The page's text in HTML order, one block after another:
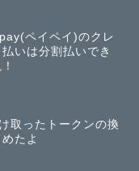
ペイペイ)のクレ
いは分割払いでき
取ったトークンの換
たよ